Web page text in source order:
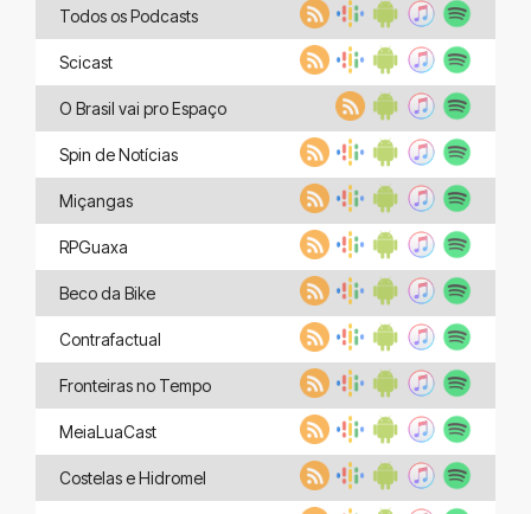
Todos os Podcasts
Scicast
O Brasil vai pro Espaço
Spin de Notícias
Miçangas
RPGuaxa
Beco da Bike
Contrafactual
Fronteiras no Tempo
MeiaLuaCast
Costelas e Hidromel